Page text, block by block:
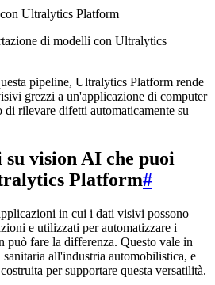
di modelli con Ultralytics
pipeline, Ultralytics Platform rende
grezzi a un'applicazione di computer
rilevare difetti automaticamente su
su vision AI che puoi
Platform#
in cui i dati visivi possono
e utilizzati per automatizzare i
può fare la differenza. Questo vale in
all'industria automobilistica, e
per supportare questa versatilità.